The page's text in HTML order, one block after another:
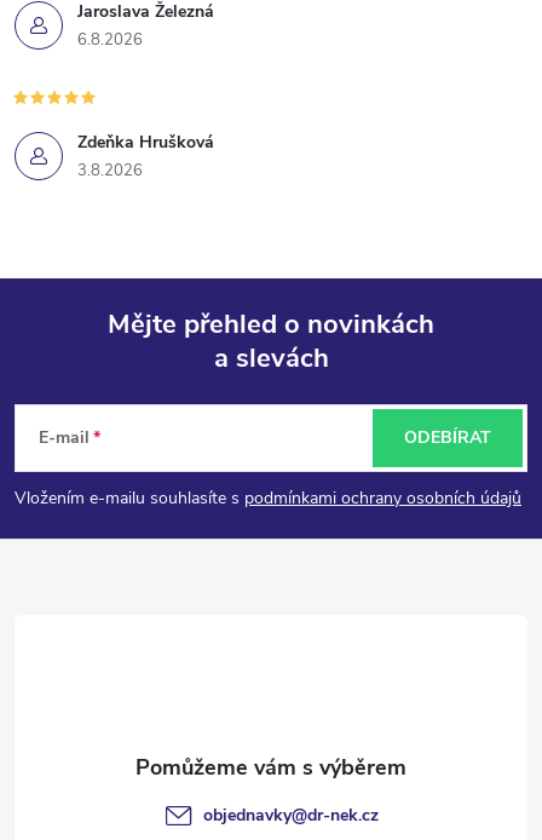
Jaroslava Železná
6.8.2026
Zdeňka Hrušková
3.8.2026
p
Mějte přehled o novinkách
a slevách
E-mail
Vložením e-mailu souhlasíte s podmínkami ochrany osobních údajů
ODEBÍRAT
objednavky@dr-nek.cz